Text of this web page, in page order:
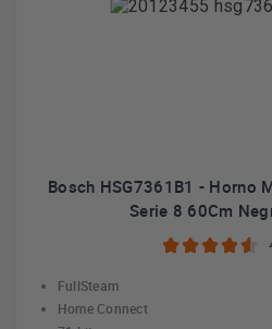
Bosch HSG7361B1 - Horno
Serie 8 60Cm
FullSteam
Home Connect